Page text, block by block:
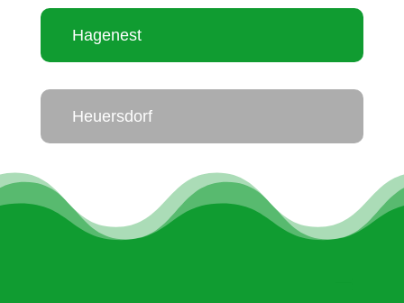
Hagenest
Heuersdorf